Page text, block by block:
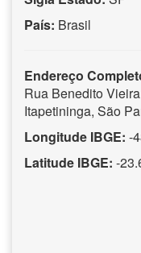
País: Brasil
Endereço
Rua Benedito
Itapetininga, São
Longitude IBGE: -
Latitude IBGE: -